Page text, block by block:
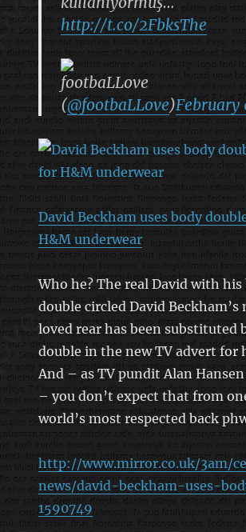
http://t.co/2FbksThe
footbaLLove
(@footbaLLove)February
David Beckham uses body
H&M underwear
Who he? The real David with
double circled David Beckham’s
loved rear has been substituted
double in the new TV advert for
And – as TV pundit Alan
– you don’t expect that from
world’s most respected back
http://www.mirror.co.uk/3am/
news/david-beckham-uses-
1590749